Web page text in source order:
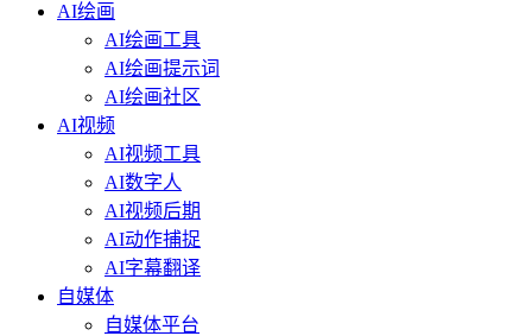
AI绘画
AI绘画工具
AI绘画提示词
AI绘画社区
AI视频
AI视频工具
AI数字人
AI视频后期
AI动作捕捉
AI字幕翻译
自媒体
自媒体平台